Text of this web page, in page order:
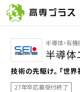
企業をさがす
進学先をさがす
半導体・有
半導体
技術の先駆け。 「世界
27年卒応募受付終了